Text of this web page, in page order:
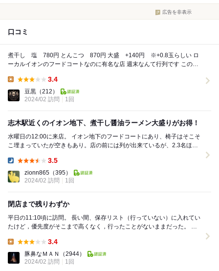
広告を非表示
口コミ
煮干し 塩 780円 とんこつ 870円 大盛 +140円 ※+0.8玉らしい ロ
ーカルイオンのフードコートなのに有名な店 週末なんて行列です このフ
3.4
豆黒 （212）
2024/02 訪問
1回
志木駅近くのイオン地下、煮干し醤油ラーメン大盛りがお得！
水曜日の12:00に来店。 イオン地下のフードコートにあり、椅子はそこそ
こ埋まっていたが空きもあり。店の前には列が出来ているが、2.3名ほ
3.5
zionn865 （395）
2024/02 訪問
1回
閉店まで残りわずか
平日の11:10頃に訪問。 長い間、保存リスト（行っていない）に入れてい
たけど，優先度がそこまで高くなく，行ったことがないままだった。 と
3.4
豚鼻なＭＡＮ
（2944）
2024/02 訪問
1回